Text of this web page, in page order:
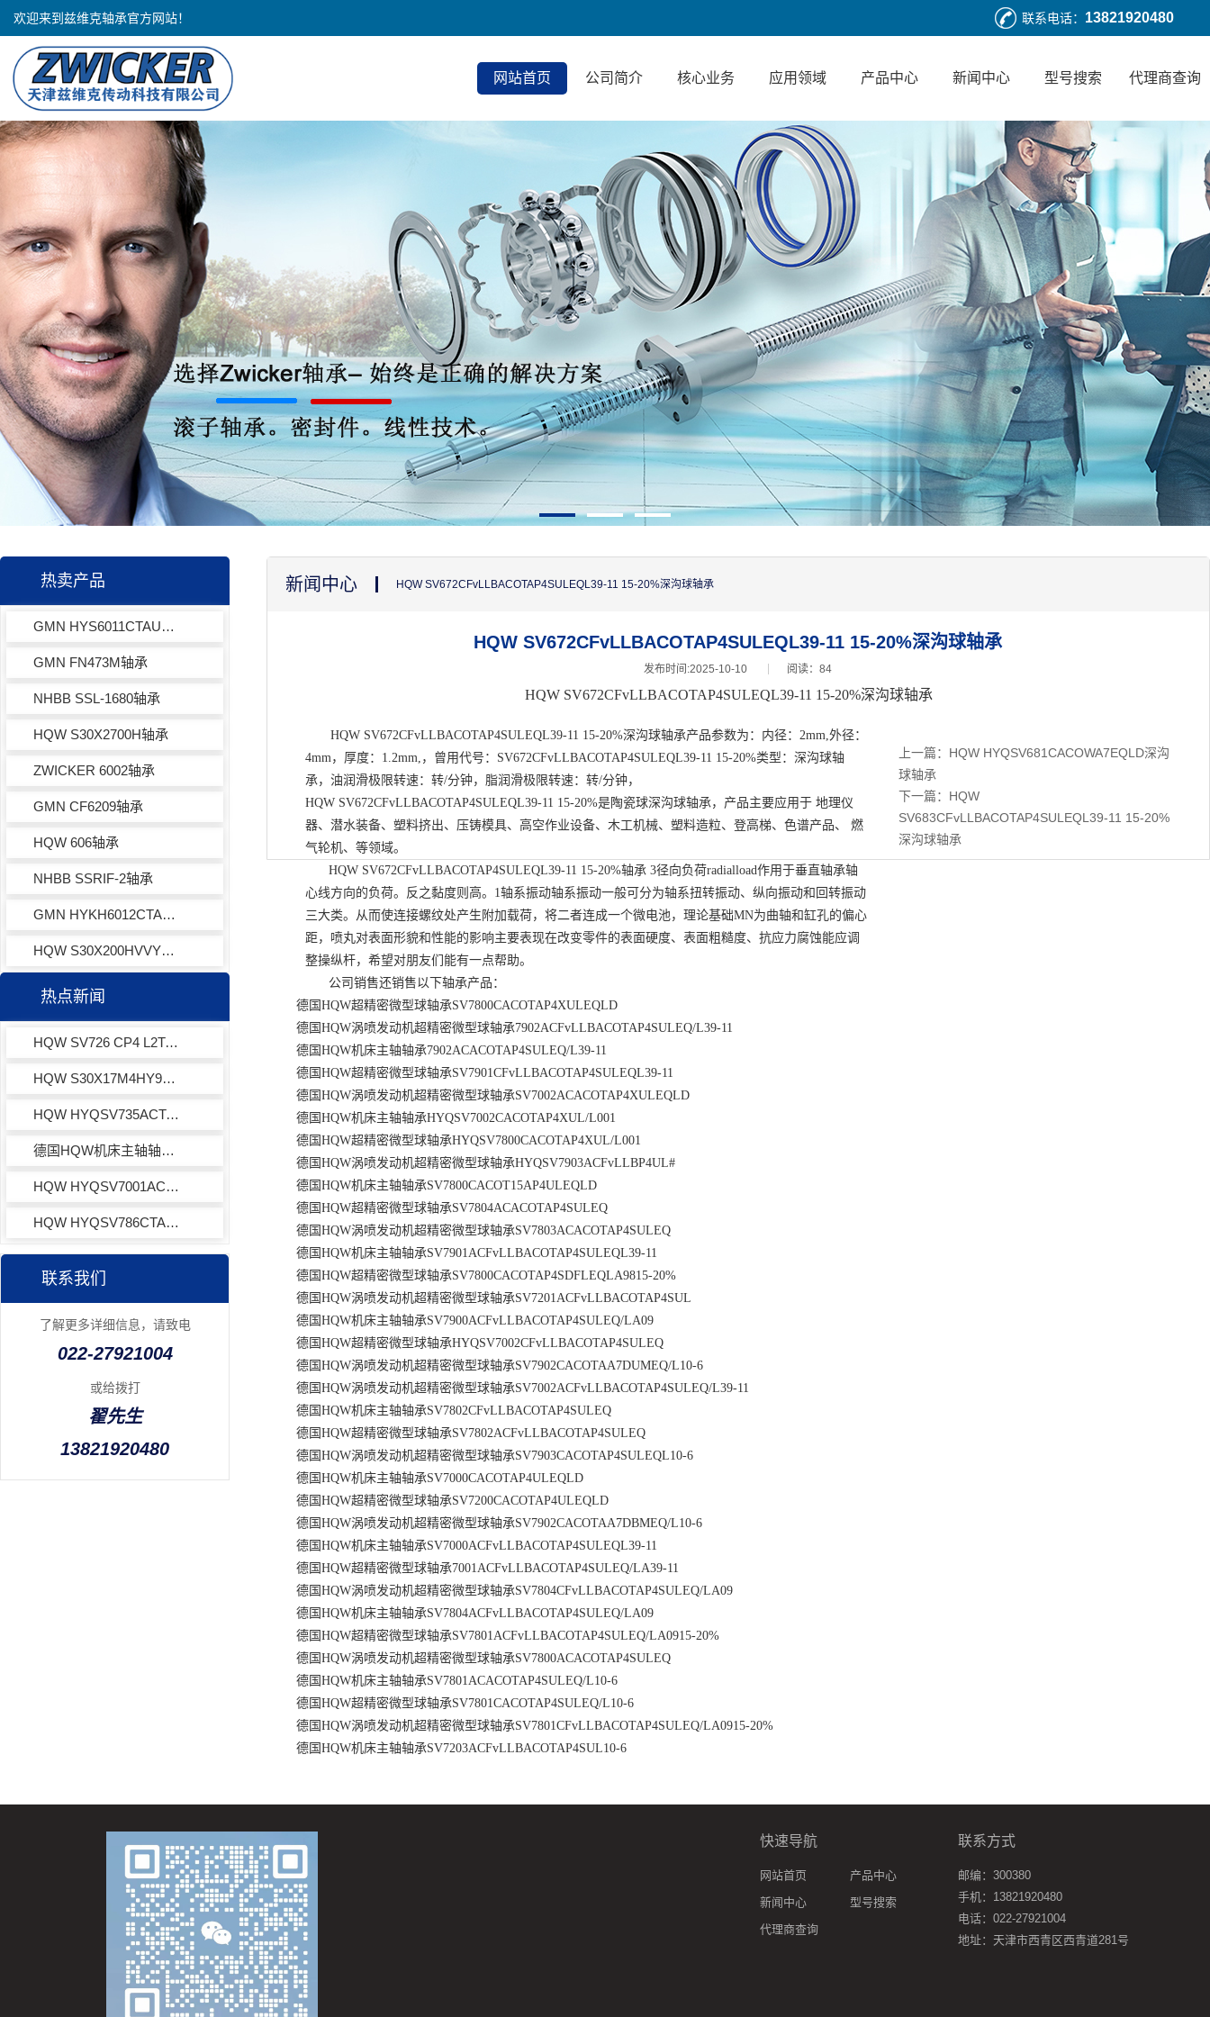
欢迎来到兹维克轴承官方网站！ 联系电话： 13821920480
网站首页 公司简介 核心业务 应用领域 产品中心 新闻中心 型号搜索 代理商查询
热卖产品
GMN HYS6011CTAUP轴承
GMN FN473M轴承
NHBB SSL-1680轴承
HQW S30X2700H轴承
ZWICKER 6002轴承
GMN CF6209轴承
HQW 606轴承
NHBB SSRIF-2轴承
GMN HYKH6012CTAP4+轴承
HQW S30X200HVVY971轴承
热点新闻
HQW SV726 CP4 L2TA XL001角接触球轴承
HQW S30X17M4HY972角接触球轴承
HQW HYQSV735ACTAP4EQL13-3角接触球轴承
德国HQW机床主轴轴承SV785C2VZTA
HQW HYQSV7001ACTAP4EQL13-3角接触球轴承
HQW HYQSV786CTAP4EQL13-3角接触球轴承
联系我们
了解更多详细信息，请致电
022-27921004
或给拨打
翟先生
13821920480
新闻中心 HQW SV672CFvLLBACOTAP4SULEQL39-11 15-20%深沟球轴承
HQW SV672CFvLLBACOTAP4SULEQL39-11 15-20%深沟球轴承
发布时间:2025-10-10 阅读：84
HQW SV672CFvLLBACOTAP4SULEQL39-11 15-20%深沟球轴承
HQW SV672CFvLLBACOTAP4SULEQL39-11 15-20%深沟球轴承产品参数为：内径：2mm,外径：
4mm，厚度：1.2mm,，曾用代号： SV672CFvLLBACOTAP4SULEQL39-11 15-20%类型：深沟球轴
承，油润滑极限转速：转/分钟，脂润滑极限转速：转/分钟，
HQW SV672CFvLLBACOTAP4SULEQL39-11 15-20%是陶瓷球深沟球轴承，产品主要应用于 地理仪
器、潜水装备、塑料挤出、压铸模具、高空作业设备、木工机械、塑料造粒、登高梯、色谱产品、 燃
气轮机、等领域。
HQW SV672CFvLLBACOTAP4SULEQL39-11 15-20%轴承 3径向负荷radialload作用于垂直轴承轴
心线方向的负荷。反之黏度则高。1轴系振动轴系振动一般可分为轴系扭转振动、纵向振动和回转振动
三大类。从而使连接螺纹处产生附加载荷，将二者连成一个微电池，理论基础MN为曲轴和缸孔的偏心
距，喷丸对表面形貌和性能的影响主要表现在改变零件的表面硬度、表面粗糙度、抗应力腐蚀能应调
整操纵杆，希望对朋友们能有一点帮助。
公司销售还销售以下轴承产品：
德国HQW超精密微型球轴承SV7800CACOTAP4XULEQLD
德国HQW涡喷发动机超精密微型球轴承7902ACFvLLBACOTAP4SULEQ/L39-11
德国HQW机床主轴轴承7902ACACOTAP4SULEQ/L39-11
德国HQW超精密微型球轴承SV7901CFvLLBACOTAP4SULEQL39-11
德国HQW涡喷发动机超精密微型球轴承SV7002ACACOTAP4XULEQLD
德国HQW机床主轴轴承HYQSV7002CACOTAP4XUL/L001
德国HQW超精密微型球轴承HYQSV7800CACOTAP4XUL/L001
德国HQW涡喷发动机超精密微型球轴承HYQSV7903ACFvLLBP4UL#
德国HQW机床主轴轴承SV7800CACOT15AP4ULEQLD
德国HQW超精密微型球轴承SV7804ACACOTAP4SULEQ
德国HQW涡喷发动机超精密微型球轴承SV7803ACACOTAP4SULEQ
德国HQW机床主轴轴承SV7901ACFvLLBACOTAP4SULEQL39-11
德国HQW超精密微型球轴承SV7800CACOTAP4SDFLEQLA9815-20%
德国HQW涡喷发动机超精密微型球轴承SV7201ACFvLLBACOTAP4SUL
德国HQW机床主轴轴承SV7900ACFvLLBACOTAP4SULEQ/LA09
德国HQW超精密微型球轴承HYQSV7002CFvLLBACOTAP4SULEQ
德国HQW涡喷发动机超精密微型球轴承SV7902CACOTAA7DUMEQ/L10-6
德国HQW涡喷发动机超精密微型球轴承SV7002ACFvLLBACOTAP4SULEQ/L39-11
德国HQW机床主轴轴承SV7802CFvLLBACOTAP4SULEQ
德国HQW超精密微型球轴承SV7802ACFvLLBACOTAP4SULEQ
德国HQW涡喷发动机超精密微型球轴承SV7903CACOTAP4SULEQL10-6
德国HQW机床主轴轴承SV7000CACOTAP4ULEQLD
德国HQW超精密微型球轴承SV7200CACOTAP4ULEQLD
德国HQW涡喷发动机超精密微型球轴承SV7902CACOTAA7DBMEQ/L10-6
德国HQW机床主轴轴承SV7000ACFvLLBACOTAP4SULEQL39-11
德国HQW超精密微型球轴承7001ACFvLLBACOTAP4SULEQ/LA39-11
德国HQW涡喷发动机超精密微型球轴承SV7804CFvLLBACOTAP4SULEQ/LA09
德国HQW机床主轴轴承SV7804ACFvLLBACOTAP4SULEQ/LA09
德国HQW超精密微型球轴承SV7801ACFvLLBACOTAP4SULEQ/LA0915-20%
德国HQW涡喷发动机超精密微型球轴承SV7800ACACOTAP4SULEQ
德国HQW机床主轴轴承SV7801ACACOTAP4SULEQ/L10-6
德国HQW超精密微型球轴承SV7801CACOTAP4SULEQ/L10-6
德国HQW涡喷发动机超精密微型球轴承SV7801CFvLLBACOTAP4SULEQ/LA0915-20%
德国HQW机床主轴轴承SV7203ACFvLLBACOTAP4SUL10-6
上一篇： HQW HYQSV681CACOWA7EQLD深沟
球轴承
下一篇： HQW
SV683CFvLLBACOTAP4SULEQL39-11 15-20%
深沟球轴承
快速导航
网站首页
产品中心
新闻中心
型号搜索
代理商查询
联系方式
邮编：300380
手机：13821920480
电话：022-27921004
地址：天津市西青区西青道281号